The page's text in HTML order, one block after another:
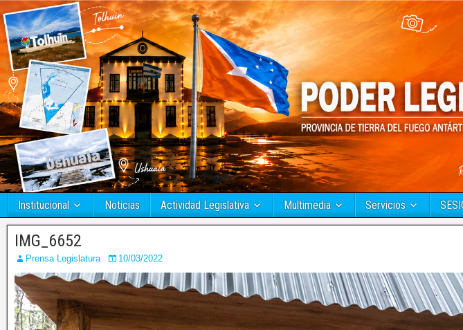
Institucional Noticias Actividad Legislativa Multimedia Servicios
IMG_6652
Prensa Legislatura 10/03/2022